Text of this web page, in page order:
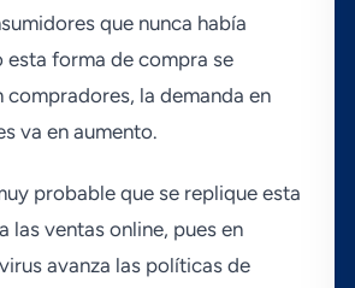
que nunca habí­a
esta forma de compra se
la demanda en
va en aumento.
probable que se replique esta
las ventas online, pues en
avanza las polí­ticas de